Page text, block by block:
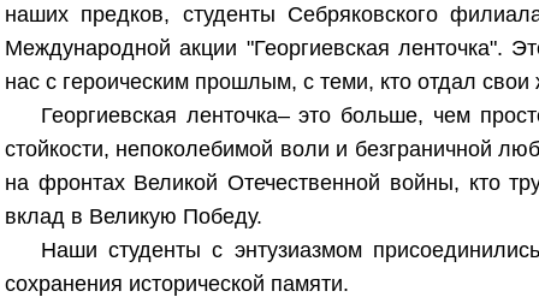
наших предков, студенты Себряковского
Международной акции "Георгиевская ленточка".
нас с героическим прошлым, с теми, кто отдал
Георгиевская ленточка– это больше, чем
стойкости, непоколебимой воли и безграничной
на фронтах Великой Отечественной войны, кто
вклад в Великую Победу.
Наши студенты с энтузиазмом
сохранения исторической памяти.